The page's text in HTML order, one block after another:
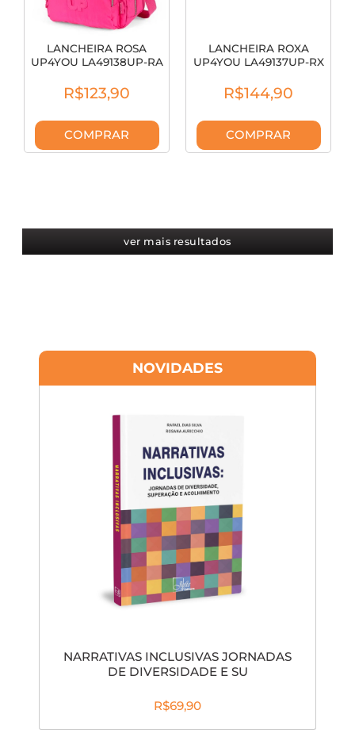
LANCHEIRA ROSA
UP4YOU LA49138UP-RA
R$123,90
COMPRAR
LANCHEIRA ROXA
UP4YOU LA49137UP-RX
R$144,90
COMPRAR
ver mais resultados
NOVIDADES
NARRATIVAS INCLUSIVAS JORNADAS
DE DIVERSIDADE E SU
R$69,90